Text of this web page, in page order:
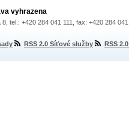
vyhrazena
tel.: +420 284 041 111, fax: +420 284
RSS 2.0 Síťové služby RSS